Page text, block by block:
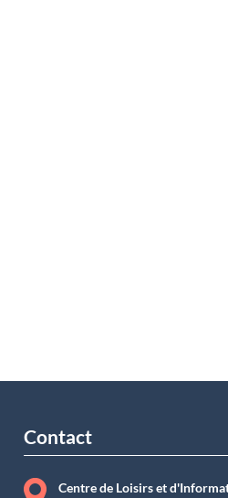
Contact
Centre de Loisirs et